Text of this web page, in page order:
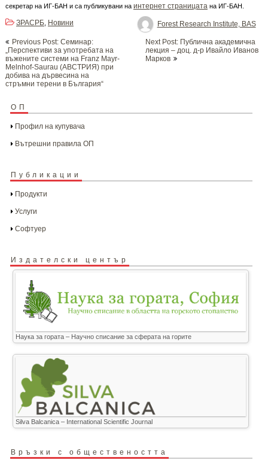
секретар на ИГ-БАН и са публикувани на интернет страницата на ИГ-БАН.
Forest Research Institute, BAS
ЗРАСРБ,
Новини
navigation
Previous Post: Семинар:
„Перспективи за употребата на
въжените системи на Franz Мayr-
Мelnhof-Saurau (АВСТРИЯ) при
добива на дървесина на
стръмни терени в България“
Next Post: Публична академична
лекция – доц. д-р Ивайло Иванов
Марков
ОП
Профил на купувача
Вътрешни правила ОП
Публикации
Продукти
Услуги
Софтуер
Издателски център
Наука за гората – Научно списание за сферата на горите
Silva Balcanica – International Scientific Journal
Връзки с обществеността